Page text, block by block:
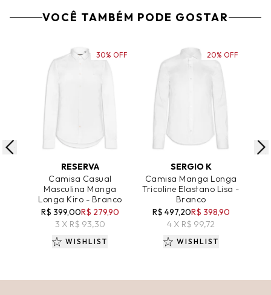
VOCÊ TAMBÉM PODE GOSTAR
ADICIONAR AO CARRINHO
RESERVA
Camisa Casual
Masculina Manga
Longa Kiro - Branco
R$ 399,00R$ 279,90
3 X R$ 93,30
30% OFF
WISHLIST
ADICIONAR AO CARRINHO
SERGIO K
Camisa Manga Longa
Tricoline Elastano Lisa -
Branco
R$ 497,20R$ 398,90
4 X R$ 99,72
20% OFF
WISHLIST